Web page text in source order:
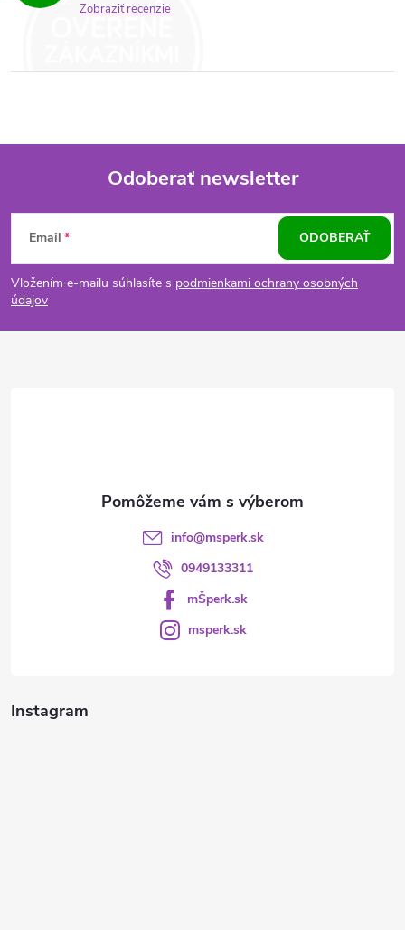
Zobraziť recenzie
Z
á
p
Odoberať newsletter
Email
Vložením e-mailu súhlasíte s podmienkami ochrany osobných
údajov
ODOBERAŤ
Instagram
info@msperk.sk
0949133311
mŠperk.sk
msperk.sk